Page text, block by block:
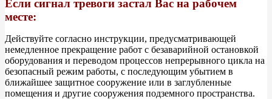
Если сигнал тревоги застал Вас на рабочем
месте:
Действуйте согласно инструкции, предусматривающей
немедленное прекращение работ с безаварийной остановкой
оборудования и переводом процессов непрерывного цикла на
безопасный режим работы, с последующим убытием в
ближайшее защитное сооружение или в заглубленные
помещения и другие сооружения подземного пространства.